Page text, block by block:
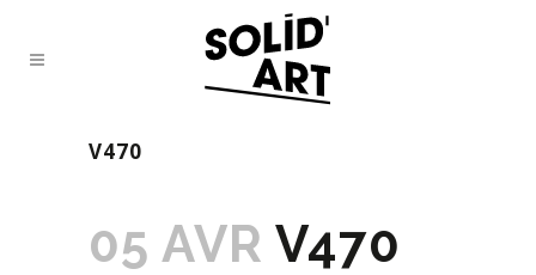
V470
05 AVR V470